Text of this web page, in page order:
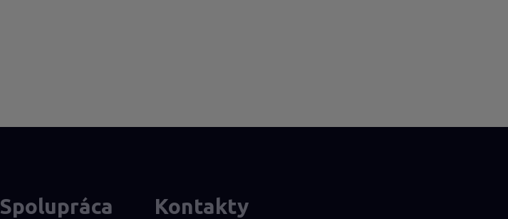
Spolupráca Kontakty